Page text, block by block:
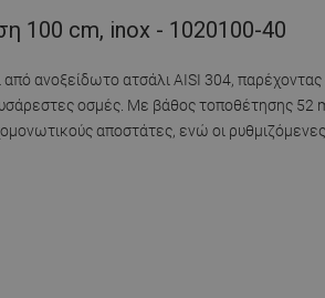
100 cm, inox - 1020100-40
ανοξείδωτο ατσάλι AISI 304,
οσμές. Με βάθος τοποθέτησης 52
αποστάτες, ενώ οι